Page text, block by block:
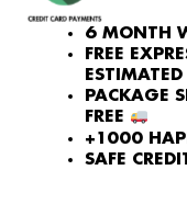
6 MONTH
FREE
PACKAGE
FREE
+1000
SAFE